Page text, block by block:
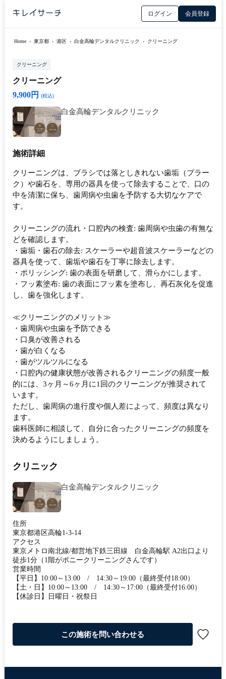
ログイン 会員登録
Home › 東京都 › 港区 › 白金高輪デンタルクリニック › クリーニング
クリーニング
クリーニング
9,900円
(税込)
白金高輪デンタルクリニック
施術詳細
クリーニングは、ブラシでは落としきれない歯垢（プラー
ク）や歯石を、専用の器具を使って除去することで、口の
中を清潔に保ち、歯周病や虫歯を予防する大切なケアで
す。
クリーニングの流れ・口腔内の検査: 歯周病や虫歯の有無な
どを確認します。
・歯垢・歯石の除去: スケーラーや超音波スケーラーなどの
器具を使って、歯垢や歯石を丁寧に除去します。
・ポリッシング: 歯の表面を研磨して、滑らかにします。
・フッ素塗布: 歯の表面にフッ素を塗布し、再石灰化を促進
し、歯を強化します。
≪クリーニングのメリット≫
・歯周病や虫歯を予防できる
・口臭が改善される
・歯が白くなる
・歯がツルツルになる
・口腔内の健康状態が改善されるクリーニングの頻度一般
的には、3ヶ月～6ヶ月に1回のクリーニングが推奨されて
います。
ただし、歯周病の進行度や個人差によって、頻度は異なり
ます。
歯科医師に相談して、自分に合ったクリーニングの頻度を
決めるようにしましょう。
クリニック
白金高輪デンタルクリニック
住所
東京都港区高輪1-3-14
アクセス
東京メトロ南北線/都営地下鉄三田線 白金高輪駅 A2出口より
徒歩1分（1階がポニークリーニングさんです）
営業時間
【平日】10:00～13:00 / 14:30～19:00（最終受付18:00）
【土・日】10:00～13:00 / 14:30～17:00（最終受付16:00）
【休診日】日曜日・祝祭日
この施術を問い合わせる